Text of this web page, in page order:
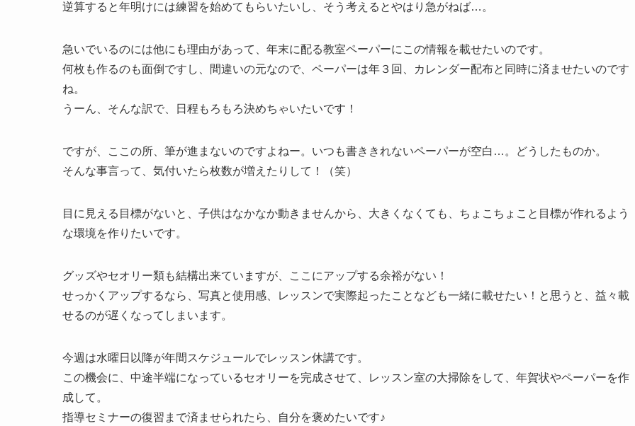
逆算すると年明けには練習を始めてもらいたいし、そう考えるとやはり急がねば…。
急いでいるのには他にも理由があって、年末に配る教室ペーパーにこの情報を載せたいのです。
何枚も作るのも面倒ですし、間違いの元なので、ペーパーは年３回、カレンダー配布と同時に済ませたいのです
ね。
うーん、そんな訳で、日程もろもろ決めちゃいたいです！
ですが、ここの所、筆が進まないのですよねー。いつも書ききれないペーパーが空白…。どうしたものか。
そんな事言って、気付いたら枚数が増えたりして！（笑）
目に見える目標がないと、子供はなかなか動きませんから、大きくなくても、ちょこちょこと目標が作れるよう
な環境を作りたいです。
グッズやセオリー類も結構出来ていますが、ここにアップする余裕がない！
せっかくアップするなら、写真と使用感、レッスンで実際起ったことなども一緒に載せたい！と思うと、益々載
せるのが遅くなってしまいます。
今週は水曜日以降が年間スケジュールでレッスン休講です。
この機会に、中途半端になっているセオリーを完成させて、レッスン室の大掃除をして、年賀状やペーパーを作
成して。
指導セミナーの復習まで済ませられたら、自分を褒めたいです♪